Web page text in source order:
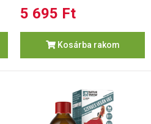
5 695 Ft
Kosárba rakom